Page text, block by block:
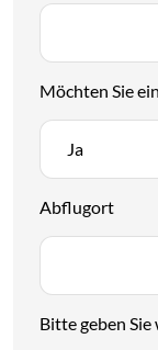
Möchten Sie
Ja
Abflugort
Bitte geben